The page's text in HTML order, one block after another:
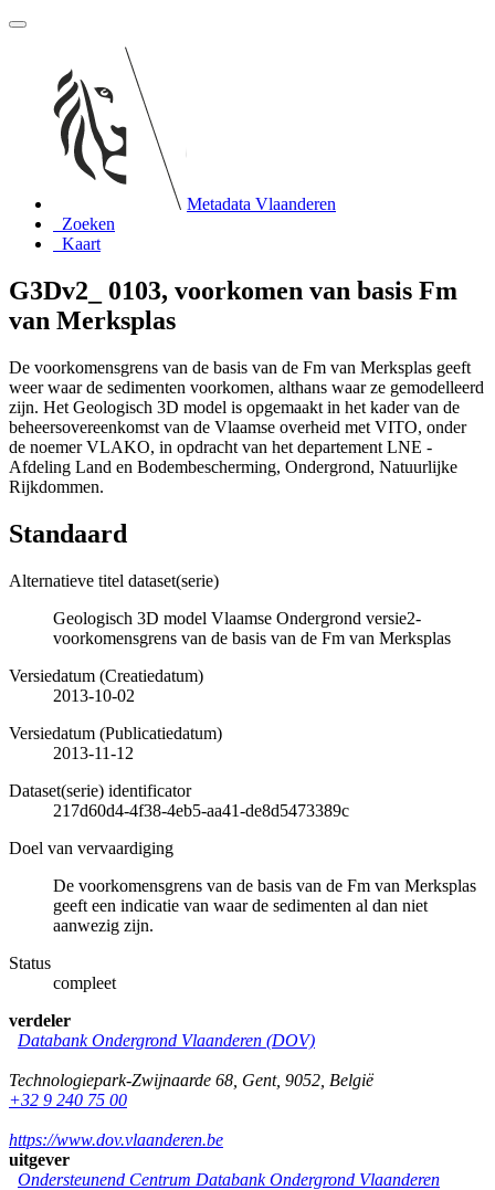
Metadata Vlaanderen
Zoeken
Kaart
G3Dv2_ 0103, voorkomen van basis Fm
van Merksplas
De voorkomensgrens van de basis van de Fm van Merksplas geeft
weer waar de sedimenten voorkomen, althans waar ze gemodelleerd
zijn. Het Geologisch 3D model is opgemaakt in het kader van de
beheersovereenkomst van de Vlaamse overheid met VITO, onder
de noemer VLAKO, in opdracht van het departement LNE -
Afdeling Land en Bodembescherming, Ondergrond, Natuurlijke
Rijkdommen.
Standaard
Alternatieve titel dataset(serie)
Geologisch 3D model Vlaamse Ondergrond versie2-
voorkomensgrens van de basis van de Fm van Merksplas
Versiedatum (Creatiedatum)
2013-10-02
Versiedatum (Publicatiedatum)
2013-11-12
Dataset(serie) identificator
217d60d4-4f38-4eb5-aa41-de8d5473389c
Doel van vervaardiging
De voorkomensgrens van de basis van de Fm van Merksplas
geeft een indicatie van waar de sedimenten al dan niet
aanwezig zijn.
Status
compleet
verdeler
Databank Ondergrond Vlaanderen (DOV)
Technologiepark-Zwijnaarde 68 Gent, 9052 België
+32 9 240 75 00
https://www.dov.vlaanderen.be
uitgever
Ondersteunend Centrum Databank Ondergrond Vlaanderen